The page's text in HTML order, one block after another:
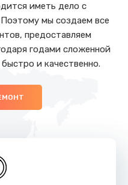
телефона
телефона
телефона
иметь дело с
мы создаем все
предоставляем
годами сложенной
и качественно.